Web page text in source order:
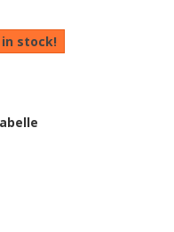
stock!